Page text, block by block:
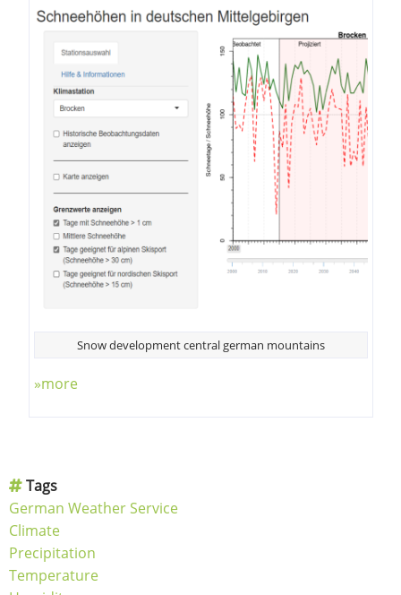
Snow development central german mountains
»more
Tags
German Weather Service
Climate
Precipitation
Temperature